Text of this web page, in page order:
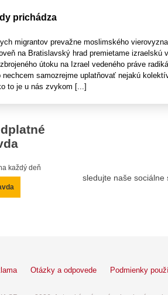
prichádza
migrantov prevažne moslimského
na Bratislavský hrad premietame izraelskú
útoku na Izrael vedeného práve
samozrejme uplatňovať nejakú
to je u nás zvykom [...]
každý deň
sledujte naše sociálne
Otázky a odpovede Podmienky